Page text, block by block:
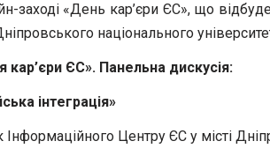
заході «День кар’єри ЄС», що
національного
кар’єри ЄС». Панельна дискусія:
інтеграція»
Центру ЄС у місті